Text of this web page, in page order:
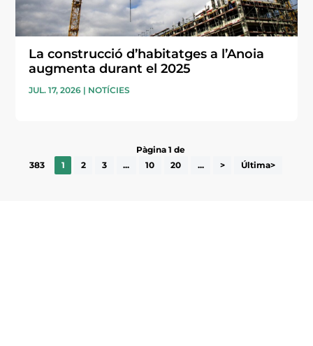
La construcció d’habitatges a l’Anoia
augmenta durant el 2025
JUL. 17, 2026 | NOTÍCIES
Pàgina 1 de
383
1 2 3 ... 10 20 ... > Última>